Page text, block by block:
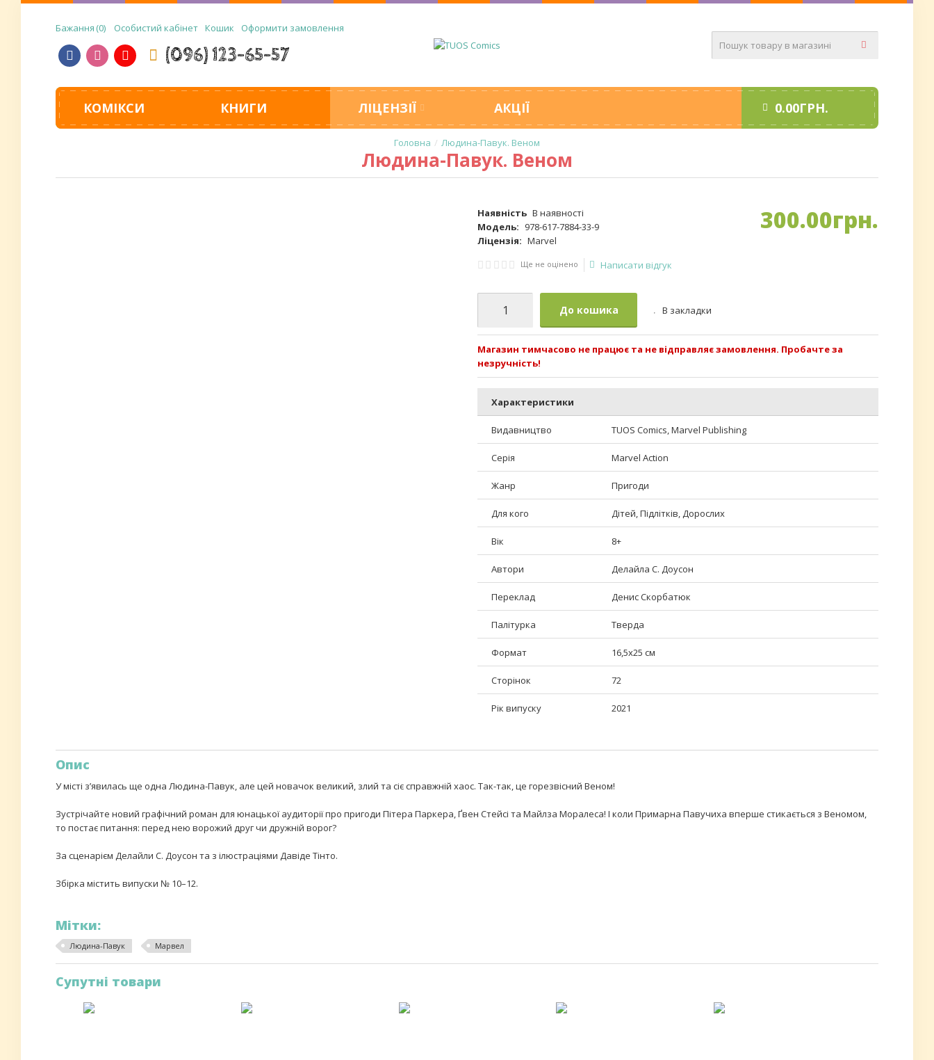
Бажання 0 Особистий кабінет Кошик Оформити замовлення
(096) 123-65-57
КОМІКСИ КНИГИ ЛІЦЕНЗІЇ АКЦІЇ 0.00ГРН.
Людина-Павук. Веном
Людина-Павук. Веном
Наявність В наявності
Модель: 978-617-7884-33-9
Ліцензія: Marvel
300.00грн.
Ще не оцінено Написати відгук
До кошика В закладки
Магазин тимчасово не працює та не відправляє замовлення. Пробачте за
незручність!
Характеристики
Видавництво TUOS Comics, Marvel Publishing
Серія Marvel Action
Жанр Пригоди
Для кого Дітей, Підлітків, Дорослих
Вік 8+
Автори Делайла С. Доусон
Переклад Денис Скорбатюк
Палітурка Тверда
Формат 16,5х25 см
Сторінок 72
Рік випуску 2021
Опис
У місті з’явилась ще одна Людина-Павук, але цей новачок великий, злий та сіє справжній хаос. Так-так, це горезвісний Веном!
Зустрічайте новий графічний роман для юнацької аудиторії про пригоди Пітера Паркера, Ґвен Стейсі та Майлза Моралеса! І коли Примарна Павучиха вперше стикається з Веномом,
то постає питання: перед нею ворожий друг чи дружній ворог?
За сценарієм Делайли С. Доусон та з ілюстраціями Давіде Тінто.
Збірка містить випуски № 10–12.
Мітки:
Людина-Павук Марвел
Супутні товари